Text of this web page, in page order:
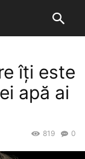
îți este
apă ai
0
819